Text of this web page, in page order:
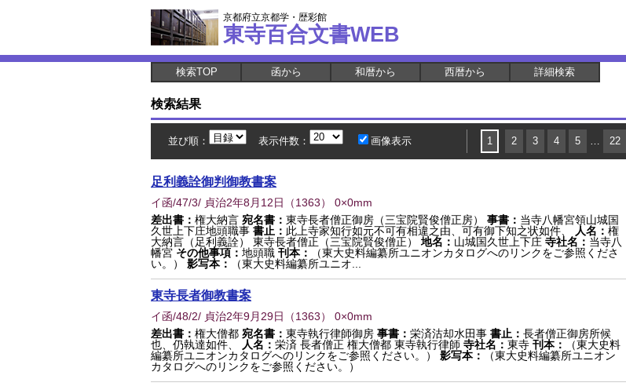
京都府立京都学・歴彩館
東寺百合文書WEB
検索TOP 函から 和暦から 西暦から 詳細検索
検索結果
並び順： 表示件数： 画像表示 1 2 3 4 5 … 22
足利義詮御判御教書案
イ函/47/3/ 貞治2年8月12日 （1363） 0×0mm
差出書： 権大納言 宛名書： 東寺長者僧正御房（三宝院賢俊僧正房） 事書： 当寺八幡宮領山城国
久世上下庄地頭職事 書止： 此上寺家知行如元不可有相違之由、可有御下知之状如件、 人名： 権
大納言（足利義詮） 東寺長者僧正（三宝院賢俊僧正）
地名： 山城国久世上下庄 寺社名： 当寺八
幡宮 その他事項： 地頭職 刊本：
（東大史料編纂所ユニオンカタログへのリンクをご参照くださ
い。）
影写本： （東大史料編纂所ユニオ...
東寺長者御教書案
イ函/48/2/ 貞治2年9月29日 （1363） 0×0mm
差出書： 権大僧都 宛名書： 東寺執行律師御房 事書： 栄済沽却水田事 書止： 長者僧正御房所候
也、仍執達如件、
人名： 栄済 長者僧正 権大僧都 東寺執行律師 寺社名： 東寺 刊本：
（東大史料
編纂所ユニオンカタログへのリンクをご参照ください。）
影写本：
（東大史料編纂所ユニオン
カタログへのリンクをご参照ください。）